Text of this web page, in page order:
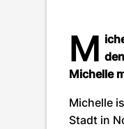
M
Michelle
Michelle
Stadt in